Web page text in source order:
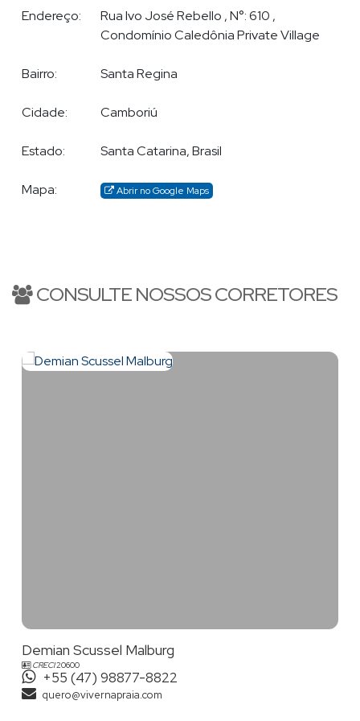
Endereço: Rua Ivo José Rebello ,N°:610 ,
Condomínio Caledônia Private Village
Bairro: Santa Regina
Cidade: Camboriú
Estado: Santa Catarina, Brasil
Mapa: Abrir no Google Maps
CONSULTE NOSSOS CORRETORES
Demian Scussel Malburg
CRECI20600
+55 (47) 98877-8822
quero@vivernapraia.com